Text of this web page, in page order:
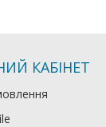
КАБІНЕТ